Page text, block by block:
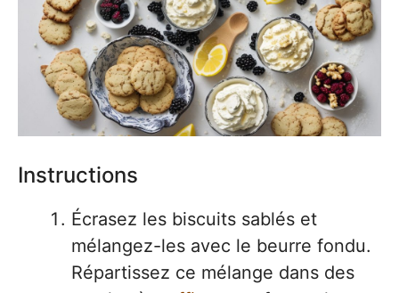
Instructions
Écrasez les biscuits sablés et
mélangez-les avec le beurre fondu.
Répartissez ce mélange dans des